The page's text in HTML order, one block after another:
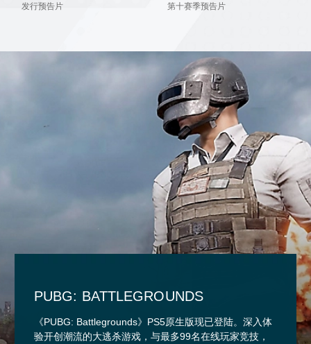
发行预告片 第十赛季预告片
PUBG: BATTLEGROUNDS
《PUBG: Battlegrounds》PS5原生版现已登陆。深入体
验开创潮流的大逃杀游戏，与最多99名在线玩家竞技，